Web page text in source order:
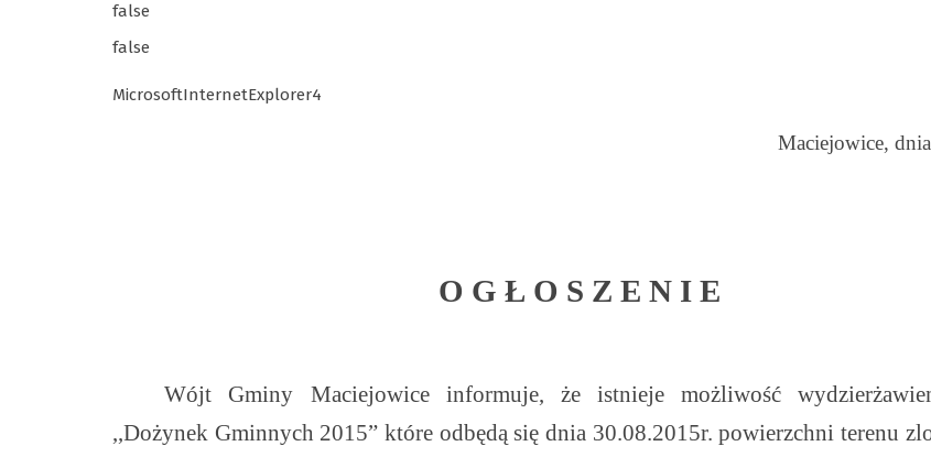
false
false
MicrosoftInternetExplorer4
Maciejowice,
O G Ł O S Z E N I E
Wójt Gminy Maciejowice informuje, że istnieje możliwość
,,Dożynek Gminnych 2015” które odbędą się dnia 30.08.2015r. powierzchni terenu